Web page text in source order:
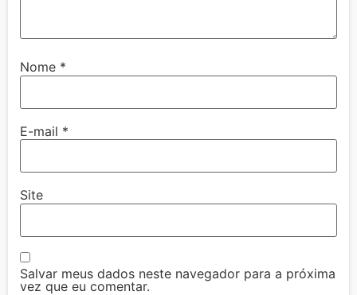
Nome *
E-mail *
Site
Salvar meus dados neste navegador para a próxima
vez que eu comentar.